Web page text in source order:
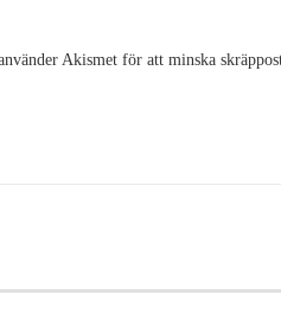
Akismet för att minska